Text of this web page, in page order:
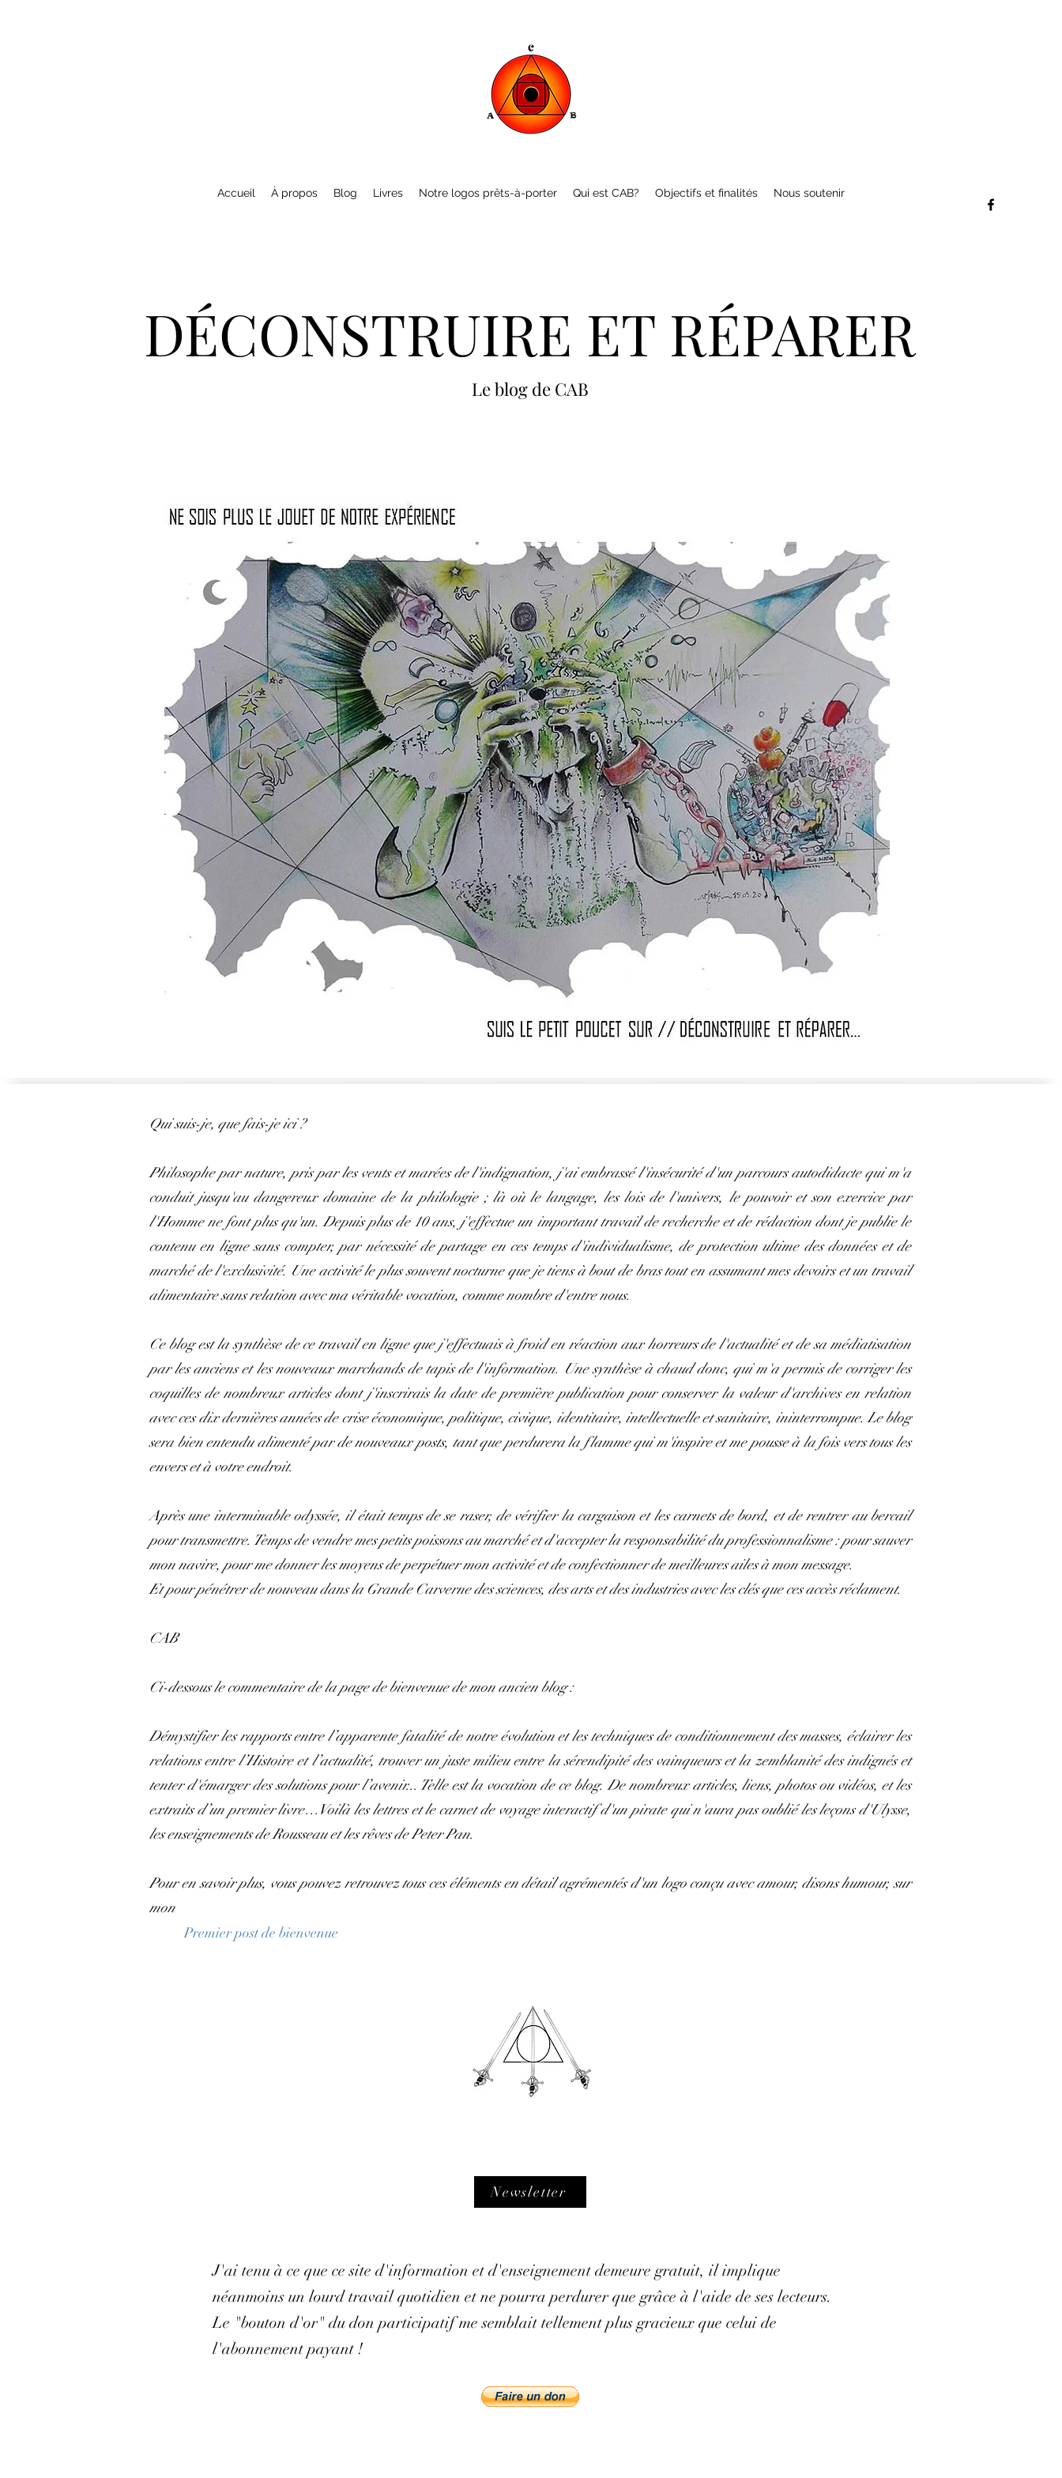
Accueil À propos Blog Livres Notre logos prêts-à-porter Qui est CAB? Objectifs et finalités Nous soutenir
DÉCONSTRUIRE ET RÉPARER
Le blog de CAB
Qui suis-je, que fais-je ici ?
Philosophe par nature, pris par les vents et marées de l'indignation, j'ai embrassé l'insécurité d'un parcours autodidacte qui m'a
conduit jusqu'au dangereux domaine de la philologie ; là où le langage, les lois de l'univers, le pouvoir et son exercice par
l'Homme ne font plus qu'un. Depuis plus de 10 ans, j'effectue un important travail de recherche et de rédaction dont je publie le
contenu en ligne sans compter, par nécessité de partage en ces temps d'individualisme, de protection ultime des données et de
marché de l'exclusivité. Une activité le plus souvent nocturne que je tiens à bout de bras tout en assumant mes devoirs et un travail
alimentaire sans relation avec ma véritable vocation, comme nombre d'entre nous.
Ce blog est la synthèse de ce travail en ligne que j'effectuais à froid en réaction aux horreurs de l'actualité et de sa médiatisation
par les anciens et les nouveaux marchands de tapis de l'information. Une synthèse à chaud donc, qui m'a permis de corriger les
coquilles de nombreux articles dont j'inscrirais la date de première publication pour conserver la valeur d'archives en relation
avec ces dix dernières années de crise économique, politique, civique, identitaire, intellectuelle et sanitaire, ininterrompue. Le blog
sera bien entendu alimenté par de nouveaux posts, tant que perdurera la flamme qui m'inspire et me pousse à la fois vers tous les
envers et à votre endroit.
Après une interminable odyssée, il était temps de se raser, de vérifier la cargaison et les carnets de bord, et de rentrer au bercail
pour transmettre. Temps de vendre mes petits poissons au marché et d'accepter la responsabilité du professionnalisme : pour sauver
mon navire, pour me donner les moyens de perpétuer mon activité et de confectionner de meilleures ailes à mon message.
Et pour pénétrer de nouveau dans la Grande Carverne des sciences, des arts et des industries avec les clés que ces accès réclament.
CAB
Ci-dessous le commentaire de la page de bienvenue de mon ancien blog :
Démystifier les rapports entre l’apparente fatalité de notre évolution et les techniques de conditionnement des masses, éclairer les
relations entre l’Histoire et l’actualité, trouver un juste milieu entre la sérendipité des vainqueurs et la zemblanité des indignés et
tenter d'émarger des solutions pour l’avenir... Telle est la vocation de ce blog. De nombreux articles, liens, photos ou vidéos, et les
extraits d’un premier livre…Voilà les lettres et le carnet de voyage interactif d'un pirate qui n'aura pas oublié les leçons d'Ulysse,
les enseignements de Rousseau et les rêves de Peter Pan.
Pour en savoir plus, vous pouvez retrouvez tous ces éléments en détail agrémentés d'un logo conçu avec amour, disons humour, sur
mon
Premier post de bienvenue
Newsletter
J'ai tenu à ce que ce site d'information et d'enseignement demeure gratuit, il implique
néanmoins un lourd travail quotidien et ne pourra perdurer que grâce à l'aide de ses lecteurs.
Le "bouton d'or" du don participatif me semblait tellement plus gracieux que celui de
l'abonnement payant !